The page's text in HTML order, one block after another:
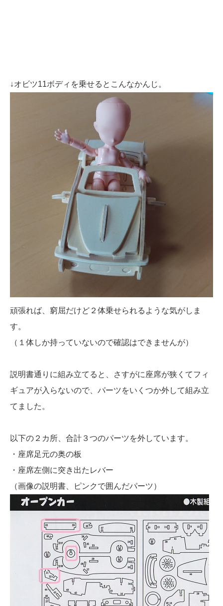
↓オビツ11ボディを乗せるとこんなかんじ。
頑張れば、窮屈だけど２体乗せられるような気がしま
す。
（１体しか持っていないので確認はできませんが）
説明書通りに組み立てると、さすがに座席が狭くてフィ
ギュアが入らないので、パーツをいくつか外して組み立
てました。
以下の２カ所、合計３つのパーツを外しています。
・座席足元の奥の板
・座席左側に突き出たレバー
（画像の説明書、ピンクで囲んだパーツ）